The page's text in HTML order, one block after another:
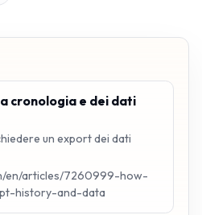
cronologia e dei dati
un export dei dati
en/articles/7260999-how-
history-and-data